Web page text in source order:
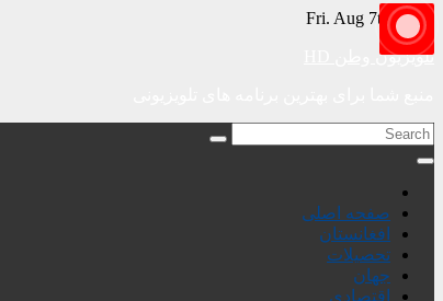
Skip
to
content
Fri. Aug 7th, 2026
تلویزیون وطن HD
صفحه اصلی
افغانستان
تحصیلات
جهان
اقتصادی